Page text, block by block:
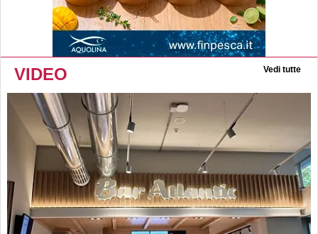
VIDEO Vedi tutte